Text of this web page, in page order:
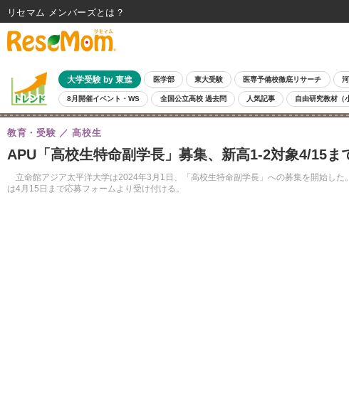
大学受験 by 東進 医学部 東大受験 医専予備校徹底リサーチ
8月開催イベント・WS 全国公立高校 過去問 人気記事 自由研究教材（
APU「高校生特命副学長」募集、新高1-2対象4/15ま
立命館アジア太平洋大学は2024年3月1日、「高校生特命副学長」への募集を開始し
は4月15日まで応募フォームより受け付ける。
教育・受験 高校生
リセマム メンバーズ